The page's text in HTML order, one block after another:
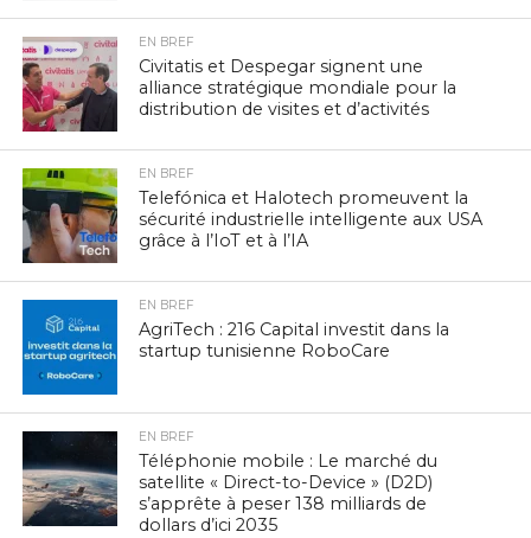
EN BREF
Civitatis et Despegar signent une
alliance stratégique mondiale pour la
distribution de visites et d’activités
EN BREF
Telefónica et Halotech promeuvent la
sécurité industrielle intelligente aux USA
grâce à l’IoT et à l’IA
EN BREF
AgriTech : 216 Capital investit dans la
startup tunisienne RoboCare
EN BREF
Téléphonie mobile : Le marché du
satellite « Direct-to-Device » (D2D)
s’apprête à peser 138 milliards de
dollars d’ici 2035